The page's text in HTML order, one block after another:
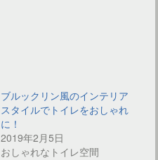
ブルックリン風のインテリア
スタイルでトイレをおしゃれ
に！
2019年2月5日
おしゃれなトイレ空間